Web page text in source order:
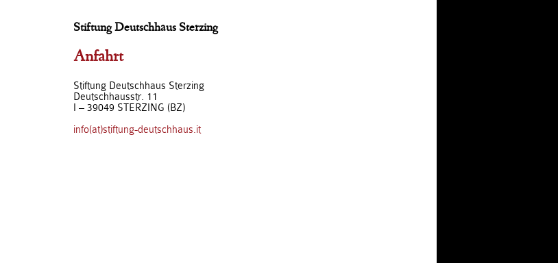
Stiftung Deutschhaus Sterzing
Anfahrt
Stiftung Deutschhaus Sterzing
Deutschhausstr. 11
I – 39049 STERZING (BZ)
info(at)stiftung-deutschhaus.it